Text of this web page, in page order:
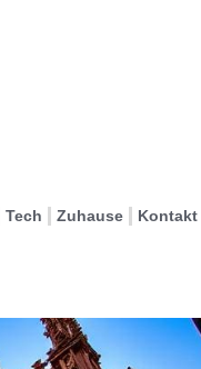
Tech Zuhause Kontakt